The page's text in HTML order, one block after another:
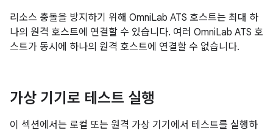
리소스 충돌을 방지하기 위해 OmniLab ATS 호스트는 최대 하
나의 원격 호스트에 연결할 수 있습니다. 여러 OmniLab ATS 호
스트가 동시에 하나의 원격 호스트에 연결할 수 없습니다.
가상 기기로 테스트 실행
이 섹션에서는 로컬 또는 원격 가상 기기에서 테스트를 실행하